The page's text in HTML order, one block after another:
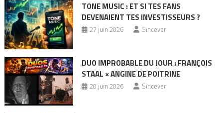
TONE MUSIC : ET SI TES FANS
DEVENAIENT TES INVESTISSEURS ?
27 juin 2026 Sincever
DUO IMPROBABLE DU JOUR : FRANÇOIS
STAAL × ANGINE DE POITRINE
20 juin 2026 Sincever